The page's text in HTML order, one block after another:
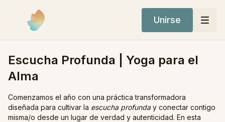
Unirse
Escucha Profunda | Yoga para el
Alma
Comenzamos el año con una práctica transformadora
diseñada para cultivar la escucha profunday conectar contigo
misma/o desde un lugar de verdad y autenticidad. En esta